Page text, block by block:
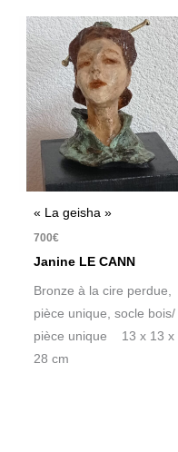
« La geisha »
700€
Janine LE CANN
Bronze à la cire perdue,
pièce unique, socle bois/
pièce unique 13 x 13 x
28 cm